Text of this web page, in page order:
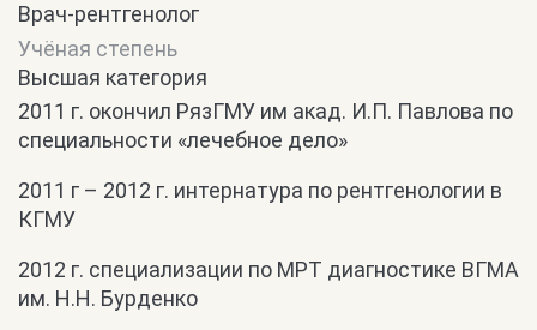
Врач-рентгенолог
Учёная степень
Высшая категория
2011 г. окончил РязГМУ им акад. И.П. Павлова по
специальности «лечебное дело»
2011 г – 2012 г. интернатура по рентгенологии в
КГМУ
2012 г. специализации по МРТ диагностике ВГМА
им. Н.Н. Бурденко